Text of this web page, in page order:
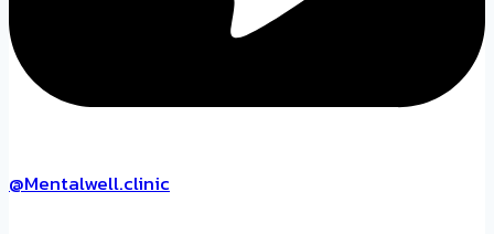
@Mentalwell.clinic